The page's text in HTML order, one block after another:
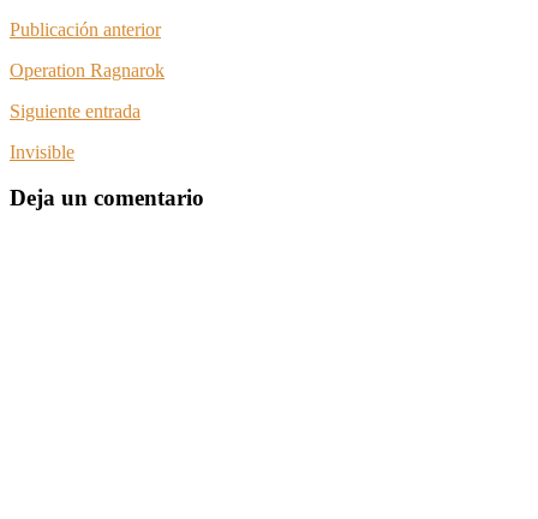
Publicación anterior
Operation Ragnarok
Siguiente entrada
Invisible
Deja un comentario